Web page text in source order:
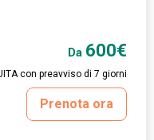
Da 600€
con preavviso di 7 giorni
Prenota ora